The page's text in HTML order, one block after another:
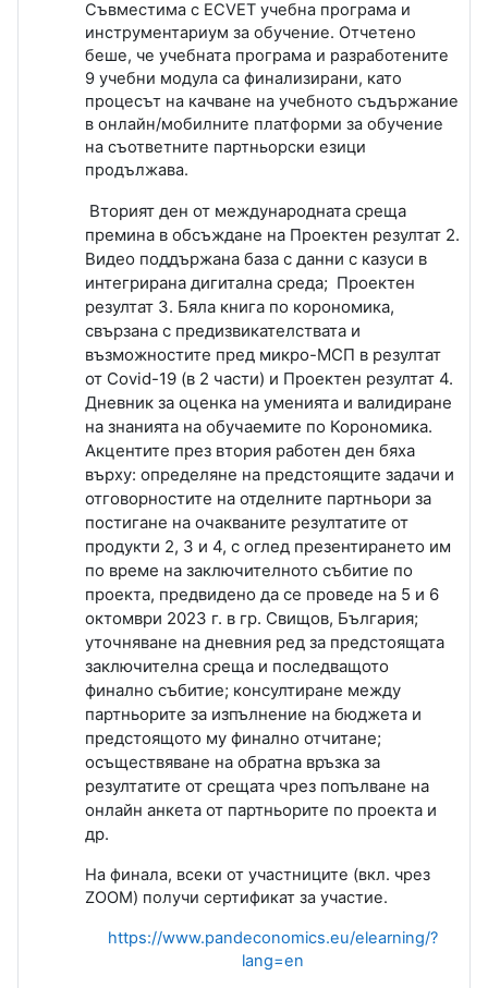
Съвместима с ECVET учебна програма и
инструментариум за обучение. Отчетено
беше, че учебната програма и разработените
9 учебни модула са финализирани, като
процесът на качване на учебното съдържание
в онлайн/мобилните платформи за обучение
на съответните партньорски езици
продължава.
Вторият ден от международната среща
премина в обсъждане на Проектен резултат 2.
Видео поддържана база с данни с казуси в
интегрирана дигитална среда; Проектен
резултат 3. Бяла книга по корономика,
свързана с предизвикателствата и
възможностите пред микро-МСП в резултат
от Covid-19 (в 2 части) и Проектен резултат 4.
Дневник за оценка на уменията и валидиране
на знанията на обучаемите по Корономика.
Акцентите през втория работен ден бяха
върху: определяне на предстоящите задачи и
отговорностите на отделните партньори за
постигане на очакваните резултатите от
продукти 2, 3 и 4, с оглед презентирането им
по време на заключителното събитие по
проекта, предвидено да се проведе на 5 и 6
октомври 2023 г. в гр. Свищов, България;
уточняване на дневния ред за предстоящата
заключителна среща и последващото
финално събитие; консултиране между
партньорите за изпълнение на бюджета и
предстоящото му финално отчитане;
осъществяване на обратна връзка за
резултатите от срещата чрез попълване на
онлайн анкета от партньорите по проекта и
др.
На финала, всеки от участниците (вкл. чрез
ZOOM) получи сертификат за участие.
https://www.pandeconomics.eu/elearning/?
lang=en